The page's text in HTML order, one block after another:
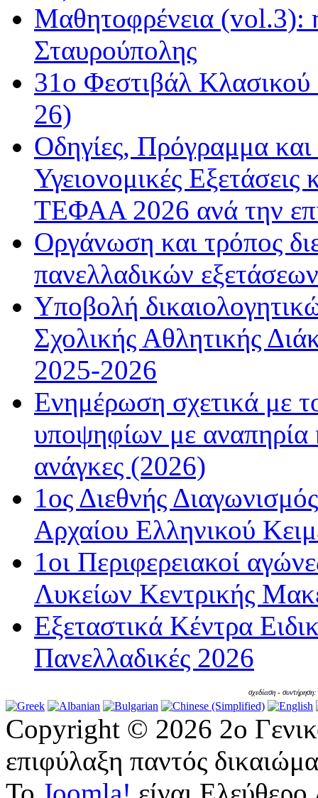
Μαθητοφρένεια (vol.3):
Σταυρούπολης
31ο Φεστιβάλ
26)
Οδηγίες, Πρόγραμμα και
Υγειονομικές Εξετάσεις
ΤΕΦΑΑ 2026 ανά την
Οργάνωση και τρόπος
πανελλαδικών
Υποβολή
Σχολικής Αθλητικής
2025-2026
Ενημέρωση σχετικά με
υποψηφίων με αναπηρία
ανάγκες (2026)
1ος Διεθνής
Αρχαίου Ελληνικού
1οι Περιφερειακοί
Λυκείων Κεντρικής
Εξεταστικά Κέντρα
Πανελλαδικές 2026
σχεδίαση -
Copyright © 2026 2ο
επιφύλαξη παντός